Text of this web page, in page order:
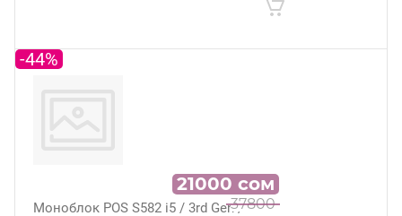
Моноблок POS S582 i5 / 3rd Gen /
-44%
37800
21000 сом